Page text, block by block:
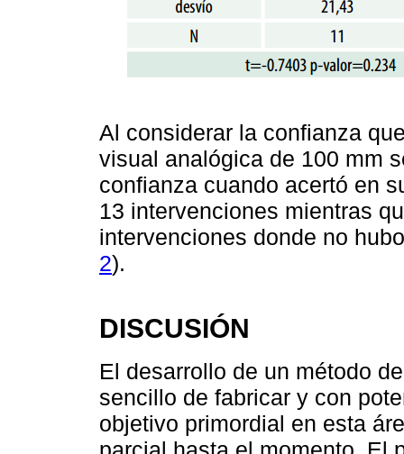
Al considerar la confianza
visual analógica de 100 mm
confianza cuando acertó en
13 intervenciones mientras
intervenciones donde no
2).
DISCUSIÓN
El desarrollo de un método
sencillo de fabricar y con
objetivo primordial en esta